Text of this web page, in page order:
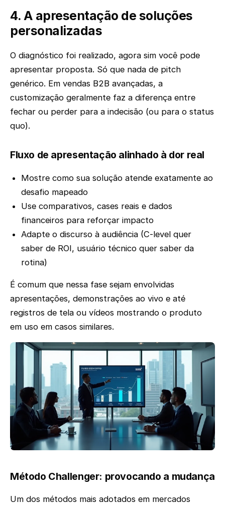
4. A apresentação de soluções
personalizadas
O diagnóstico foi realizado, agora sim você pode
apresentar proposta. Só que nada de pitch
genérico. Em vendas B2B avançadas, a
customização geralmente faz a diferença entre
fechar ou perder para a indecisão (ou para o status
quo).
Fluxo de apresentação alinhado à dor real
Mostre como sua solução atende exatamente ao
desafio mapeado
Use comparativos, cases reais e dados
financeiros para reforçar impacto
Adapte o discurso à audiência (C-level quer
saber de ROI, usuário técnico quer saber da
rotina)
É comum que nessa fase sejam envolvidas
apresentações, demonstrações ao vivo e até
registros de tela ou vídeos mostrando o produto
em uso em casos similares.
Método Challenger: provocando a mudança
Um dos métodos mais adotados em mercados